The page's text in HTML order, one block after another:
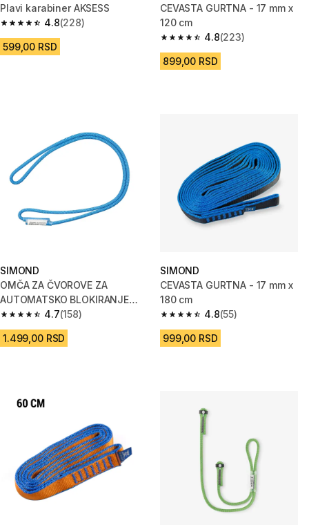
Plavi karabiner AKSESS
4.8
4.8 od 5 zvezdica from 228 Recenzije
(228)
599,00 RSD
CEVASTA GURTNA - 17 mm x
120 cm
4.8
4.8 od 5 zvezdica from 223
(223)
899,00 RSD
SIMOND
OMČA ZA ČVOROVE ZA
AUTOMATSKO BLOKIRANJE
AUTOBLOK - 60 cm
4.7
4.7 od 5 zvezdica from 158 Recenzije
(158)
1.499,00 RSD
SIMOND
CEVASTA GURTNA - 17 mm x
180 cm
4.8
4.8 od 5 zvezdica from 55
(55)
999,00 RSD